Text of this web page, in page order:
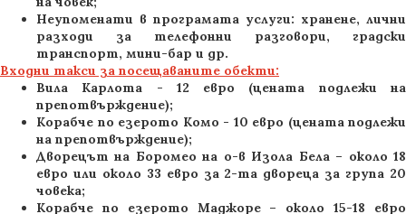
Неупоменати в програмата услуги: хранене, лични
разходи за телефонни разговори, градски
транспорт, мини-бар и др.
Входни такси за посещаваните обекти:
Вила Карлота - 12 евро (цената подлежи на
препотвърждение);
Корабче по езерото Комо - 10 евро (цената подлежи
на препотвърждение);
Дворецът на Боромео на о-в Изола Бела – около 18
евро или около 33 евро за 2-та двореца за група 20
човека;
Корабче по езерото Маджоре – около 15-18 евро